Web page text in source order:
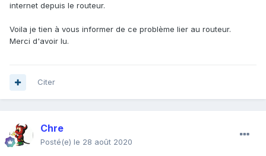
internet depuis le routeur.
Voila je tien à vous informer de ce problème lier au routeur.
Merci d'avoir lu.
Citer
Chre
Posté(e) le 28 août 2020